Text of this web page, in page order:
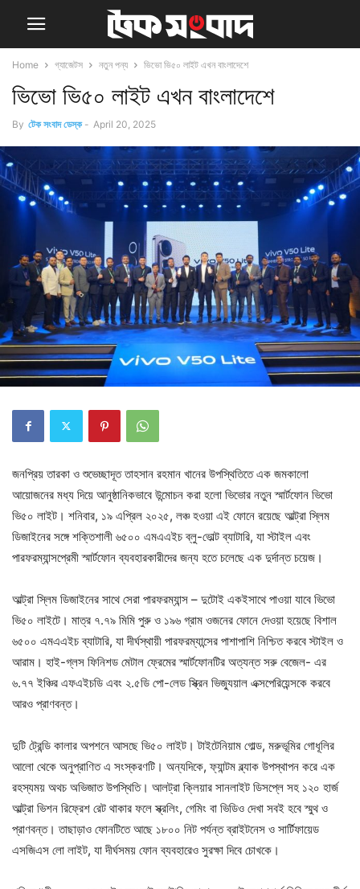
Home গ্যাজেটস নতুন পন্য ভিভো ভি৫০ লাইট এখন বাংলাদেশে
ভিভো ভি৫০ লাইট এখন বাংলাদেশে
By টেক সংবাদ ডেস্ক - April 20, 2025
জনপ্রিয় তারকা ও শুভেচ্ছাদূত তাহসান রহমান খানের উপস্থিতিতে এক জমকালো
আয়োজনের মধ্য দিয়ে আনুষ্ঠানিকভাবে উন্মোচন করা হলো ভিভোর নতুন স্মার্টফোন ভিভো
ভি৫০ লাইট। শনিবার, ১৯ এপ্রিল ২০২৫, লঞ্চ হওয়া এই ফোনে রয়েছে আল্ট্রা স্লিম
ডিজাইনের সঙ্গে শক্তিশালী ৬৫০০ এমএএইচ ব্লু-ভোল্ট ব্যাটারি, যা স্টাইল এবং
পারফরম্যান্সপ্রেমী স্মার্টফোন ব্যবহারকারীদের জন্য হতে চলেছে এক দুর্দান্ত চয়েজ।
আল্ট্রা স্লিম ডিজাইনের সাথে সেরা পারফরম্যান্স – দুটোই একইসাথে পাওয়া যাবে ভিভো
ভি৫০ লাইটে। মাত্র ৭.৭৯ মিমি পুরু ও ১৯৬ গ্রাম ওজনের ফোনে দেওয়া হয়েছে বিশাল
৬৫০০ এমএএইচ ব্যাটারি, যা দীর্ঘস্থায়ী পারফরম্যান্সের পাশাপাশি নিশ্চিত করবে স্টাইল ও
আরাম। হাই-গ্লস ফিনিশড মেটাল ফ্রেমের স্মার্টফোনটির অত্যন্ত সরু বেজেল- এর
৬.৭৭ ইঞ্চির এফএইচডি এবং ২.৫ডি পো-লেড স্ক্রিন ভিজ্যুয়াল এক্সপেরিয়েন্সকে করবে
আরও প্রাণবন্ত।
দুটি ট্রেন্ডি কালার অপশনে আসছে ভি৫০ লাইট। টাইটেনিয়াম গোল্ড, মরুভূমির গোধূলির
আলো থেকে অনুপ্রাণিত এ সংস্করণটি। অন্যদিকে, ফ্যান্টম ব্ল্যাক উপস্থাপন করে এক
রহস্যময় অথচ অভিজাত উপস্থিতি। আলট্রা ক্লিয়ার সানলাইট ডিসপ্লে সহ ১২০ হার্জ
আল্ট্রা ভিশন রিফ্রেশ রেট থাকার ফলে স্ক্রলিং, গেমিং বা ভিডিও দেখা সবই হবে স্মুথ ও
প্রাণবন্ত। তাছাড়াও ফোনটিতে আছে ১৮০০ নিট পর্যন্ত ব্রাইটনেস ও সার্টিফায়েড
এসজিএস লো লাইট, যা দীর্ঘসময় ফোন ব্যবহারেও সুরক্ষা দিবে চোখকে।